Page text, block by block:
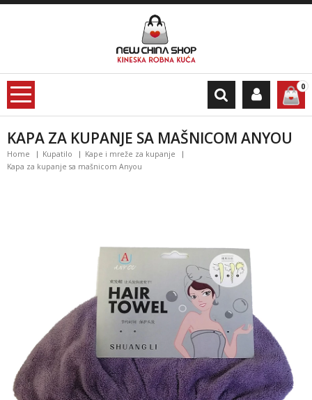
0
KAPA ZA KUPANJE SA MAŠNICOM ANYOU
Home Kupatilo
Kape i mreže za kupanje
Kapa za kupanje sa mašnicom Anyou